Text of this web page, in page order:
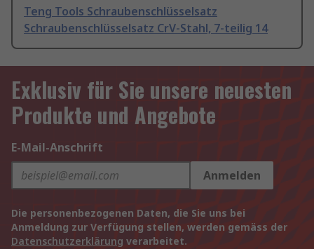
Teng Tools Schraubenschlüsselsatz
Schraubenschlüsselsatz CrV-Stahl, 7-teilig 14
Exklusiv für Sie unsere neuesten
Produkte und Angebote
E-Mail-Anschrift
Anmelden
Die personenbezogenen Daten, die Sie uns bei
Anmeldung zur Verfügung stellen, werden gemäss der
Datenschutzerklärung verarbeitet.